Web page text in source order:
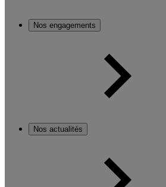
Nos engagements
Nos actualités